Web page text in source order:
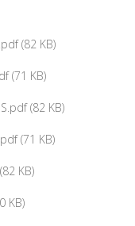
(82 KB)
(71 KB)
(82 KB)
(71 KB)
KB)
KB)